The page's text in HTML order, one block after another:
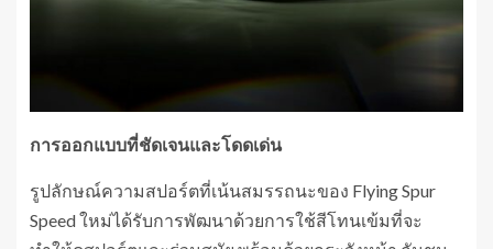
การออกแบบที่ชัดเจนและโดดเด่น
รูปลักษณ์ความสปอร์ตที่เน้นสมรรถนะของ Flying Spur
Speed ​​ใหม่ได้รับการพัฒนาด้วยการใช้สีโทนเข้มที่จะ